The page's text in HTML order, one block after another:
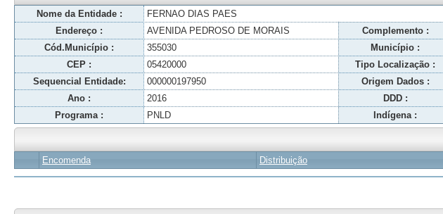
Nome da Entidade :
FERNAO DIAS PAES
Endereço :
AVENIDA PEDROSO DE MORAIS Complemento :
Cód.Município :
355030 Município :
CEP :
05420000 Tipo Localização :
Sequencial Entidade:
000000197950 Origem Dados :
Ano :
2016 DDD :
Programa :
PNLD Indígena :
Encomenda Distribuição